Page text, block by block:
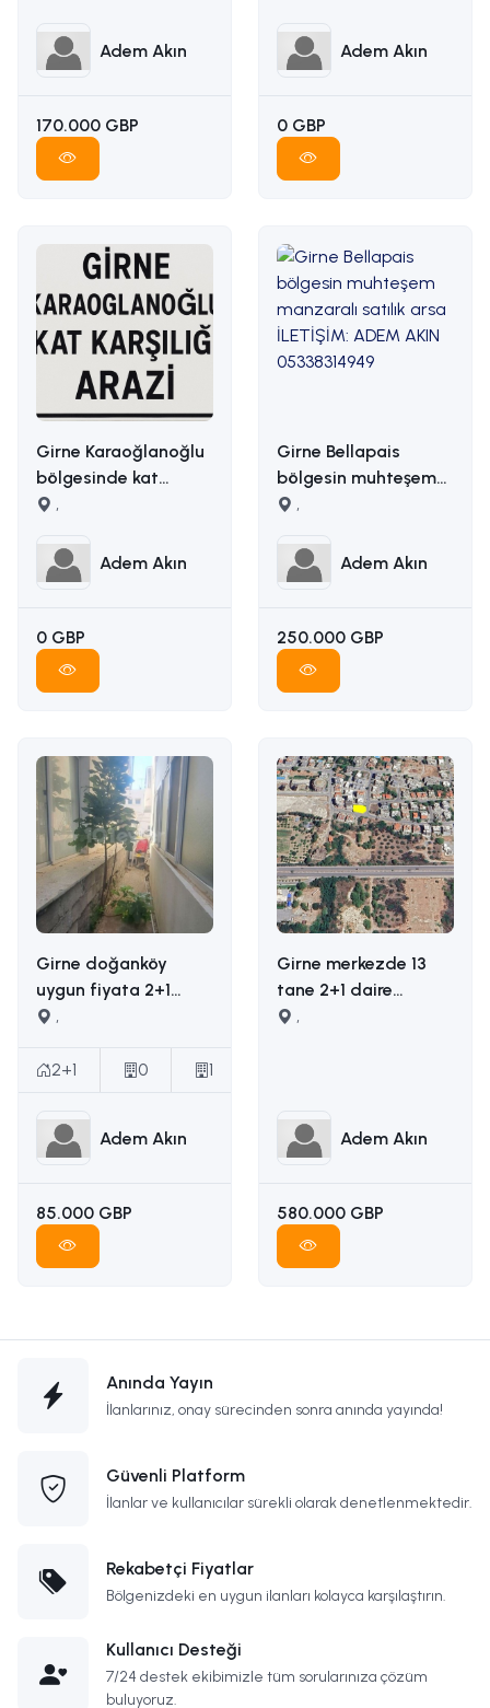
05338314949Adem Akın
170.000 GBP
05338314949Adem Akın
0 GBP
Girne Karaoğlanoğlu
bölgesinde kat
karşılığı arazi
05338314949
,
Adem Akın
0 GBP
Girne Bellapais
bölgesin muhteşem
manzaralı satılık arsa
05338314949
,
Adem Akın
250.000 GBP
Girne doğanköy
uygun fiyata 2+1
satılık daire İLETİŞİM
05338314949
,
2+1 0 1
Adem Akın
85.000 GBP
Girne merkezde 13
tane 2+1 daire
yapımına uygun
05338314949
,
Adem Akın
580.000 GBP
Anında Yayın
İlanlarınız, onay sürecinden sonra anında yayında!
Güvenli Platform
İlanlar ve kullanıcılar sürekli olarak denetlenmektedir.
Rekabetçi Fiyatlar
Bölgenizdeki en uygun ilanları kolayca karşılaştırın.
Kullanıcı Desteği
7/24 destek ekibimizle tüm sorularınıza çözüm
buluyoruz.